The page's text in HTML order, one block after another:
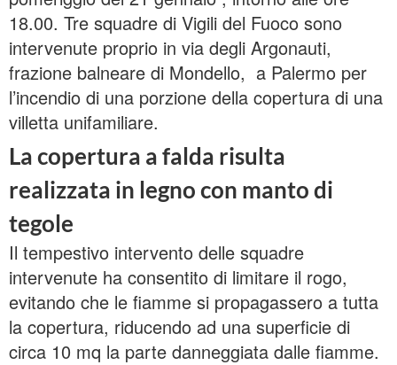
18.00. Tre squadre di Vigili del Fuoco sono
intervenute proprio in via degli Argonauti,
frazione balneare di Mondello, a Palermo per
l’incendio di una porzione della copertura di una
villetta unifamiliare.
La copertura a falda risulta
realizzata in legno con manto di
tegole
Il tempestivo intervento delle squadre
intervenute ha consentito di limitare il rogo,
evitando che le fiamme si propagassero a tutta
la copertura, riducendo ad una superficie di
circa 10 mq la parte danneggiata dalle fiamme.